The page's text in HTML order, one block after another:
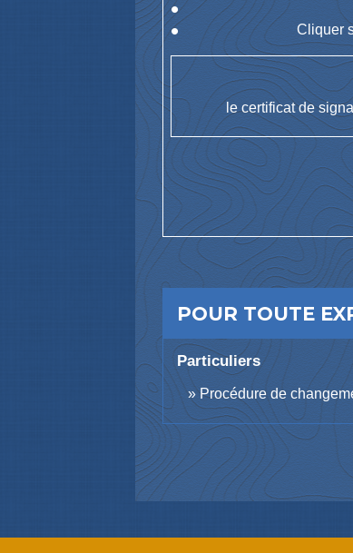
Cliquer
le certificat de
POUR TOUTE
Particuliers
Procédure de